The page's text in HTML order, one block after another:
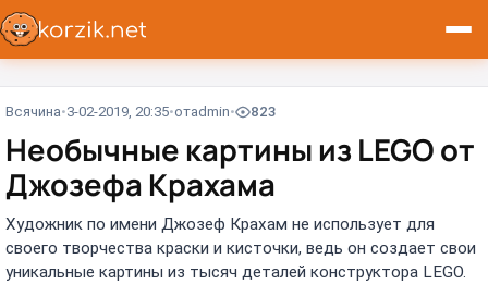
Всячина 3-02-2019, 20:35 отadmin 823
Необычные картины из LEGO от
Джозефа Крахама
Художник по имени Джозеф Крахам не использует для
своего творчества краски и кисточки, ведь он создает свои
уникальные картины из тысяч деталей конструктора LEGO.